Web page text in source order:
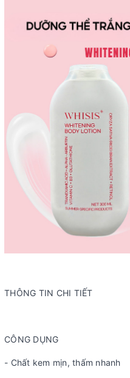
THÔNG TIN CHI TIẾT
CÔNG DỤNG
- Chất kem mịn, thấm nhanh